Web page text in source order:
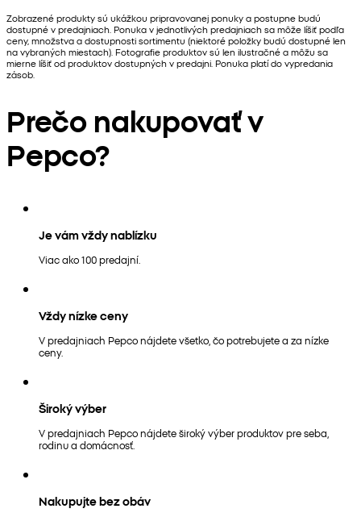
Zobrazené produkty sú ukážkou pripravovanej ponuky a postupne budú
dostupné v predajniach. Ponuka v jednotlivých predajniach sa môže líšiť podľa
ceny, množstva a dostupnosti sortimentu (niektoré položky budú dostupné len
na vybraných miestach). Fotografie produktov sú len ilustračné a môžu sa
mierne líšiť od produktov dostupných v predajni. Ponuka platí do vypredania
zásob.
Prečo nakupovať v
Pepco?
Je vám vždy nablízku
Viac ako 100 predajní.
Vždy nízke ceny
V predajniach Pepco nájdete všetko, čo potrebujete a za nízke
ceny.
Široký výber
V predajniach Pepco nájdete široký výber produktov pre seba,
rodinu a domácnosť.
Nakupujte bez obáv